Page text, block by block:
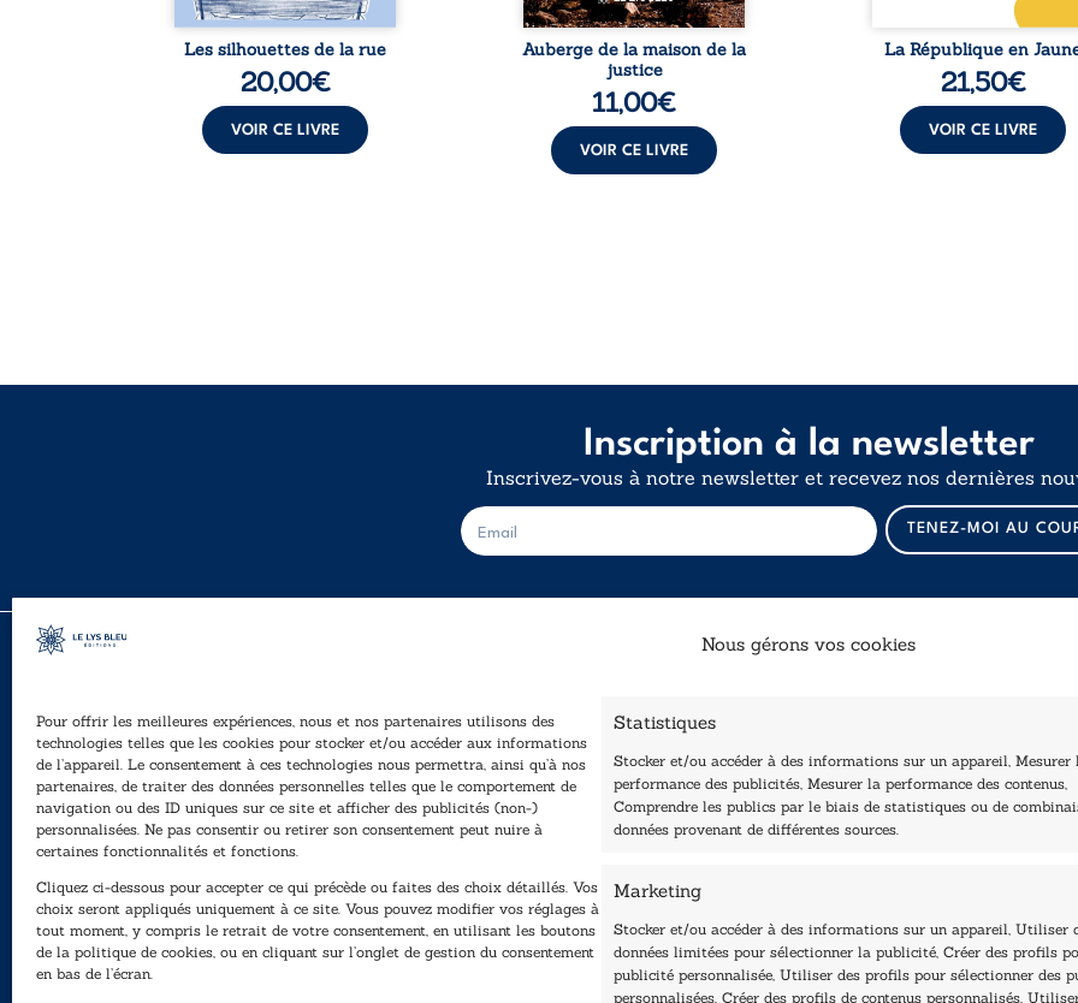
Nous gérons vos cookies
Pour offrir les meilleures expériences, nous et nos partenaires utilisons des
technologies telles que les cookies pour stocker et/ou accéder aux informations
de l’appareil. Le consentement à ces technologies nous permettra, ainsi qu’à nos
partenaires, de traiter des données personnelles telles que le comportement de
navigation ou des ID uniques sur ce site et afficher des publicités (non-)
personnalisées. Ne pas consentir ou retirer son consentement peut nuire à
certaines fonctionnalités et fonctions.
Cliquez ci-dessous pour accepter ce qui précède ou faites des choix détaillés. Vos
choix seront appliqués uniquement à ce site. Vous pouvez modifier vos réglages à
tout moment, y compris le retrait de votre consentement, en utilisant les boutons
de la politique de cookies, ou en cliquant sur l’onglet de gestion du consentement
en bas de l’écran.
Statistiques
Stocker et/ou accéder à des informations sur un appareil, Mesurer
performance des publicités, Mesurer la performance des contenus,
Comprendre les publics par le biais de statistiques ou de
données provenant de différentes sources.
Marketing
Stocker et/ou accéder à des informations sur un appareil, Utiliser
données limitées pour sélectionner la publicité, Créer des profils
publicité personnalisée, Utiliser des profils pour sélectionner des
personnalisées, Créer des profils de contenus personnalisés,
Les silhouettes de la rue
20,00€
VOIR CE LIVRE
Auberge de la maison de la
justice
11,00€
VOIR CE LIVRE
La République en
21,50€
VOIR CE LIVRE
Inscription à la newsletter
Inscrivez-vous à notre newsletter et recevez nos dernières
m
a
l
E
-
m
i
l
E
-
m
i
TENEZ-MOI AU
40, rue du Louvre 75001 Paris
01 76 50 38 88
Horaires du standard
De mardi à vendredi :
9h - 12h et 13h30 - 16h30
Lundi, samedi et dimanche : fermé
Accueil
Être édité
Contactez-nous
Les Plumes du Lys Bleu
Prix sciences humaines
Nos collections
Nos auteurs
Essai & docs
Sciences humaines